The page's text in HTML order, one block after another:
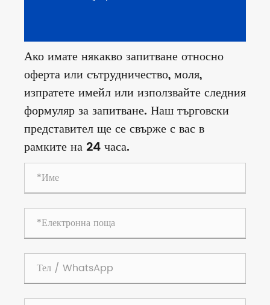
Ако имате някакво запитване относно
оферта или сътрудничество, моля,
изпратете имейл или използвайте следния
формуляр за запитване. Наш търговски
представител ще се свърже с вас в
рамките на 24 часа.